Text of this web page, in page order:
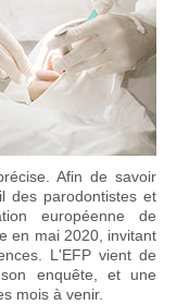
Afin de savoir
des parodontistes et
européenne de
en mai 2020, invitant
L'EFP vient de
enquête, et une
mois à venir.